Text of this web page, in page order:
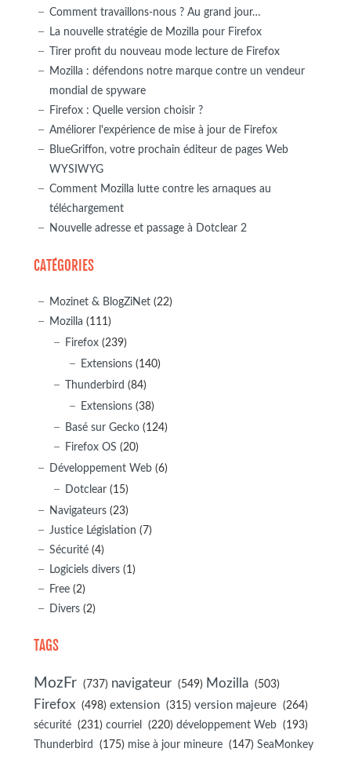
Comment travaillons-nous ? Au grand jour…
La nouvelle stratégie de Mozilla pour Firefox
Tirer profit du nouveau mode lecture de Firefox
Mozilla : défendons notre marque contre un vendeur
mondial de spyware
Firefox : Quelle version choisir ?
Améliorer l'expérience de mise à jour de Firefox
BlueGriffon, votre prochain éditeur de pages Web
WYSIWYG
Comment Mozilla lutte contre les arnaques au
téléchargement
Nouvelle adresse et passage à Dotclear 2
CATÉGORIES
Mozinet & BlogZiNet (22)
Mozilla (111)
Firefox (239)
Extensions (140)
Thunderbird (84)
Extensions (38)
Basé sur Gecko (124)
Firefox OS (20)
Développement Web (6)
Dotclear (15)
Navigateurs (23)
Justice Législation (7)
Sécurité (4)
Logiciels divers (1)
Free (2)
Divers (2)
TAGS
MozFr (737) navigateur (549) Mozilla (503)
Firefox (498) extension (315) version majeure (264)
sécurité (231) courriel (220) développement Web (193)
Thunderbird (175) mise à jour mineure (147) SeaMonkey